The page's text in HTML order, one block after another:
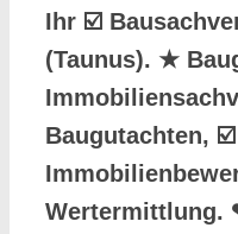
Ihr ☑️
(Taunus). ★
Baugutachten, ☑️
Wertermittlung.